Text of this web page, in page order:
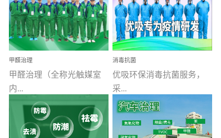
甲醛治理
甲醛治理（全称光触媒室
内...
空气污染净化治理）工业
消毒抗菌
优吸环保消毒抗菌服务，
采...
用行业公认奥维牌消毒